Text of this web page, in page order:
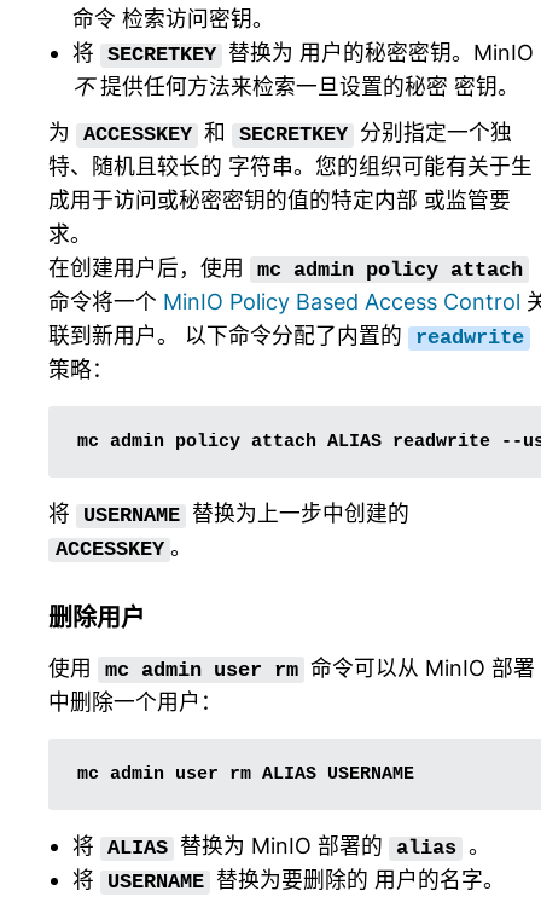
命令 检索访问密钥。
将
SECRETKEY
替换为 用户的秘密密钥。MinIO
不提供任何方法来检索一旦设置的秘密 密钥。
为
ACCESSKEY 和 SECRETKEY 分别指定一个独
特、随机且较长的 字符串。您的组织可能有关于生
成用于访问或秘密密钥的值的特定内部 或监管要
求。
在创建用户后，使用
mc admin policy attach
命令将一个 MinIO Policy Based Access Control
联到新用户。 以下命令分配了内置的
readwrite
策略：
mc admin policy attach ALIAS readwrite --
将 USERNAME 替换为上一步中创建的
ACCESSKEY 。
删除用户
使用 mc admin user rm 命令可以从 MinIO 部署
中删除一个用户：
mc admin user rm ALIAS
将 ALIAS 替换为 MinIO 部署的 alias 。
将
USERNAME 替换为要删除的 用户的名字。